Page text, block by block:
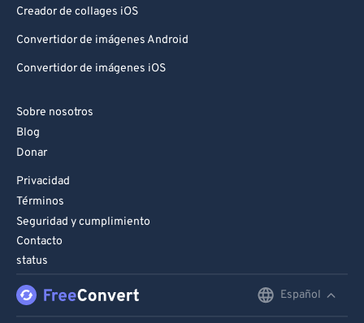
Creador de collages iOS
Convertidor de imágenes Android
Convertidor de imágenes iOS
Sobre nosotros
Blog
Donar
Privacidad
Términos
Seguridad y cumplimiento
Contacto
status
Español